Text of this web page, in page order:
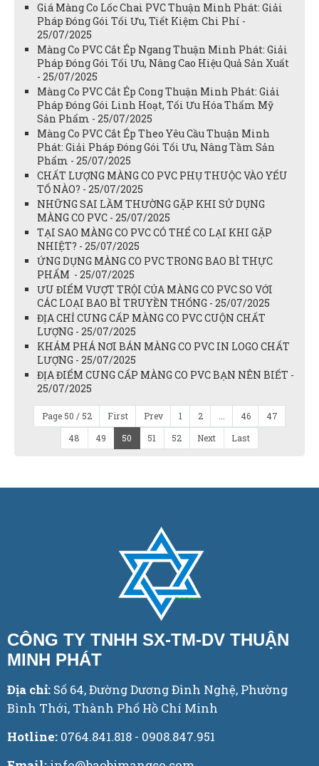
Giá Màng Co Lốc Chai PVC Thuận Minh Phát: Giải
Pháp Đóng Gói Tối Ưu, Tiết Kiệm Chi Phí -
25/07/2025
Màng Co PVC Cắt Ép Ngang Thuận Minh Phát: Giải
Pháp Đóng Gói Tối Ưu, Nâng Cao Hiệu Quả Sản Xuất
- 25/07/2025
Màng Co PVC Cắt Ép Cong Thuận Minh Phát: Giải
Pháp Đóng Gói Linh Hoạt, Tối Ưu Hóa Thẩm Mỹ
Sản Phẩm - 25/07/2025
Màng Co PVC Cắt Ép Theo Yêu Cầu Thuận Minh
Phát: Giải Pháp Đóng Gói Tối Ưu, Nâng Tầm Sản
Phẩm - 25/07/2025
CHẤT LƯỢNG MÀNG CO PVC PHỤ THUỘC VÀO YẾU
TỐ NÀO? - 25/07/2025
NHỮNG SAI LẦM THƯỜNG GẶP KHI SỬ DỤNG
MÀNG CO PVC - 25/07/2025
TẠI SAO MÀNG CO PVC CÓ THỂ CO LẠI KHI GẶP
NHIỆT? - 25/07/2025
ỨNG DỤNG MÀNG CO PVC TRONG BAO BÌ THỰC
PHẨM - 25/07/2025
ƯU ĐIỂM VƯỢT TRỘI CỦA MÀNG CO PVC SO VỚI
CÁC LOẠI BAO BÌ TRUYỀN THỐNG - 25/07/2025
ĐỊA CHỈ CUNG CẤP MÀNG CO PVC CUỘN CHẤT
LƯỢNG - 25/07/2025
KHÁM PHÁ NƠI BÁN MÀNG CO PVC IN LOGO CHẤT
LƯỢNG - 25/07/2025
ĐỊA ĐIỂM CUNG CẤP MÀNG CO PVC BẠN NÊN BIẾT -
25/07/2025
Page 50 / 52 First Prev 1 2 ... 46
47
48
49 50 51 52 Next Last
CÔNG TY TNHH SX-TM-DV THUẬN
MINH PHÁT
Địa chỉ: Số 64, Đường Dương Đình Nghệ, Phường
Bình Thới, Thành Phố Hồ Chí Minh
Hotline: 0764.841.818 - 0908.847.951